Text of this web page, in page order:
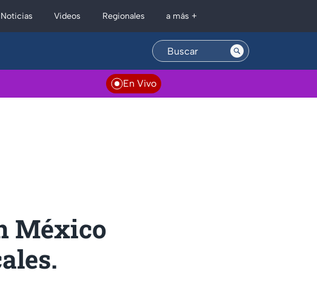
Videos Regionales a más +
En Vivo
México